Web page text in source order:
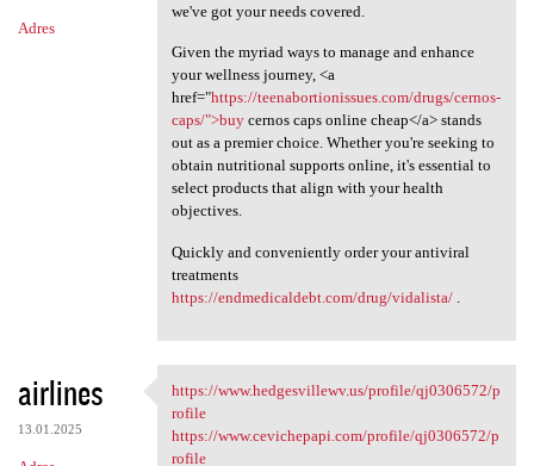
Adres
we've got your needs covered.
Given the myriad ways to manage and enhance
your wellness journey, <a
href="https://teenabortionissues.com/drugs/cernos-
caps/">buycernos caps online cheap</a> stands
out as a premier choice. Whether you're seeking to
obtain nutritional supports online, it's essential to
select products that align with your health
objectives.
Quickly and conveniently order your antiviral
treatments
https://endmedicaldebt.com/drug/vidalista/.
airlines
13.01.2025
https://www.hedgesvillewv.us
https://www.hedgesvillewv.us/profile/qj0306572/p
rofile
https://www.cevichepapi.com/profile/qj0306572/p
rofile